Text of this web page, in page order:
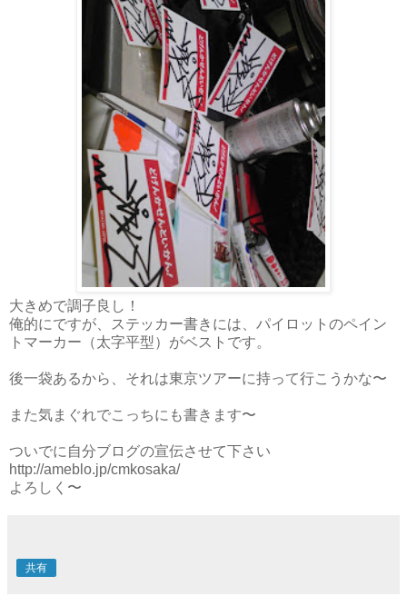
大きめで調子良し！
俺的にですが、ステッカー書きには、パイロットのペイン
トマーカー（太字平型）がベストです。
後一袋あるから、それは東京ツアーに持って行こうかな〜
また気まぐれでこっちにも書きます〜
ついでに自分ブログの宣伝させて下さい
http://ameblo.jp/cmkosaka/
よろしく〜
共有